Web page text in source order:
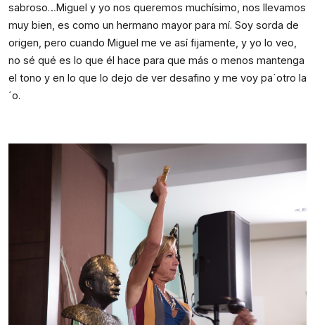
sabroso…Miguel y yo nos queremos muchísimo, nos llevamos
muy bien, es como un hermano mayor para mí. Soy sorda de
origen, pero cuando Miguel me ve así fijamente, y yo lo veo,
no sé qué es lo que él hace para que más o menos mantenga
el tono y en lo que lo dejo de ver desafino y me voy pa´otro la
´o.